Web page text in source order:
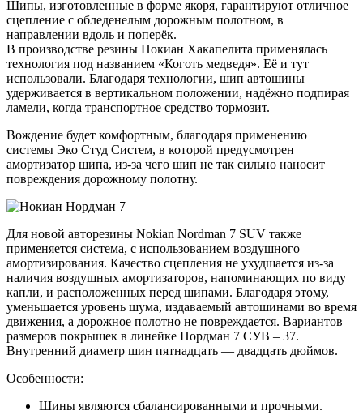
Шипы, изготовленные в форме якоря, гарантируют отличное
сцепление с обледенелым дорожным полотном, в
направлении вдоль и поперёк.
В производстве резины Нокиан Хакапелита применялась
технология под названием «Коготь медведя». Её и тут
использовали. Благодаря технологии, шип автошины
удерживается в вертикальном положении, надёжно подпирая
ламели, когда транспортное средство тормозит.
Вождение будет комфортным, благодаря применению
системы Эко Студ Систем, в которой предусмотрен
амортизатор шипа, из-за чего шип не так сильно наносит
повреждения дорожному полотну.
Для новой авторезины Nokian Nordman 7 SUV также
применяется система, с использованием воздушного
амортизирования. Качество сцепления не ухудшается из-за
наличия воздушных амортизаторов, напоминающих по виду
капли, и расположенных перед шипами. Благодаря этому,
уменьшается уровень шума, издаваемый автошинами во время
движения, а дорожное полотно не повреждается. Вариантов
размеров покрышек в линейке Нордман 7 СУВ – 37.
Внутренний диаметр шин пятнадцать — двадцать дюймов.
Особенности:
Шины являются сбалансированными и прочными.